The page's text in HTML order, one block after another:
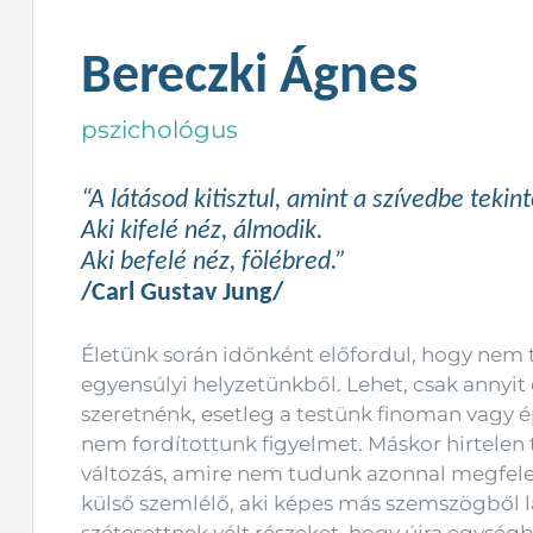
Bereczki Ágnes
pszichológus
“A látásod kitisztul, amint a szívedbe
Aki kifelé néz, álmodik.
Aki befelé néz, fölébred.”
/Carl Gustav Jung/
Életünk során időnként előfordul, hogy
egyensúlyi helyzetünkből. Lehet, csak
szeretnénk, esetleg a testünk finoman vagy
nem fordítottunk figyelmet. Máskor
változás, amire nem tudunk azonnal
külső szemlélő, aki képes más szemszögből